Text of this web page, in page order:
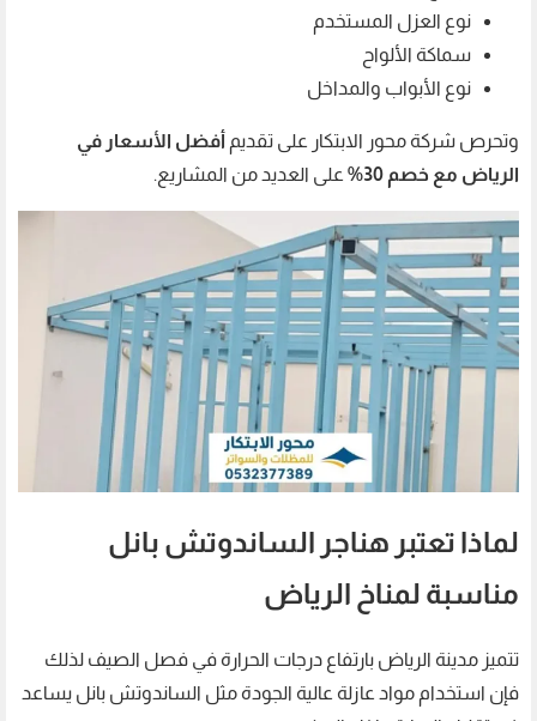
نوع العزل المستخدم
سماكة الألواح
نوع الأبواب والمداخل
وتحرص شركة محور الابتكار على تقديم أفضل الأسعار في
الرياض مع خصم 30%
على العديد من المشاريع.
لماذا تعتبر هناجر الساندوتش بانل
مناسبة لمناخ الرياض
تتميز مدينة الرياض بارتفاع درجات الحرارة في فصل الصيف لذلك
فإن استخدام مواد عازلة عالية الجودة مثل الساندوتش بانل يساعد